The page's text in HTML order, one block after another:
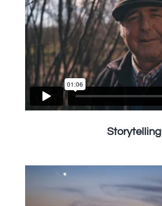
Storytelling